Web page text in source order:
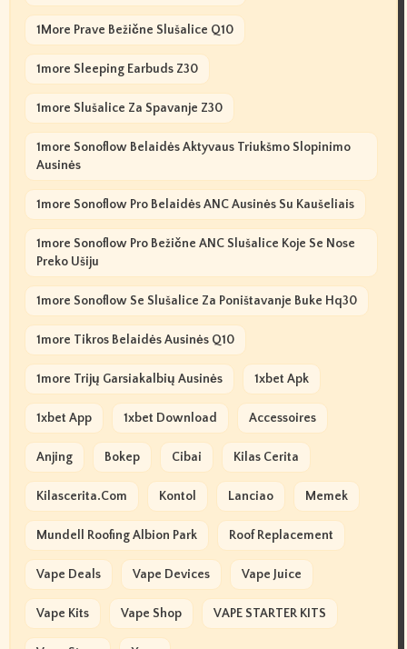
1More Prave Bežične Slušalice Q10
1more Sleeping Earbuds Z30
1more Slušalice Za Spavanje Z30
1more Sonoflow Belaidės Aktyvaus Triukšmo Slopinimo
Ausinės
1more Sonoflow Pro Belaidės ANC Ausinės Su Kaušeliais
1more Sonoflow Pro Bežične ANC Slušalice Koje Se Nose
Preko Ušiju
1more Sonoflow Se Slušalice Za Poništavanje Buke Hq30
1more Tikros Belaidės Ausinės Q10
1more Trijų Garsiakalbių Ausinės 1xbet Apk
1xbet App 1xbet Download Accessoires
Anjing Bokep Cibai Kilas Cerita
Kilascerita.com Kontol Lanciao Memek
Mundell Roofing Albion Park Roof Replacement
Vape Deals Vape Devices Vape Juice
Vape Kits Vape Shop VAPE STARTER KITS